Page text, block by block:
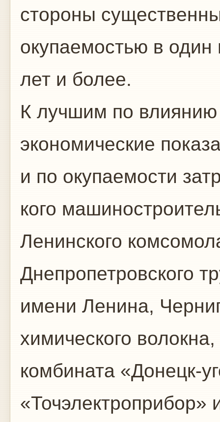
стороны
окупаемостью в один
лет и более.
К лучшим по
экономические
и по окупаемости
кого
Ленинского
Днепропетровского
имени Ленина,
химического
комбината «Донецк-
«Точэлектроприбор»